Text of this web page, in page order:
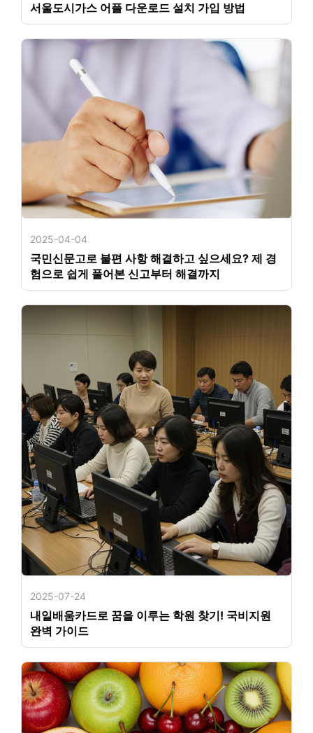
서울도시가스 어플 다운로드 설치 가입 방법
2025-04-04
국민신문고로 불편 사항 해결하고 싶으세요? 제 경
험으로 쉽게 풀어본 신고부터 해결까지
2025-07-24
내일배움카드로 꿈을 이루는 학원 찾기! 국비지원
완벽 가이드